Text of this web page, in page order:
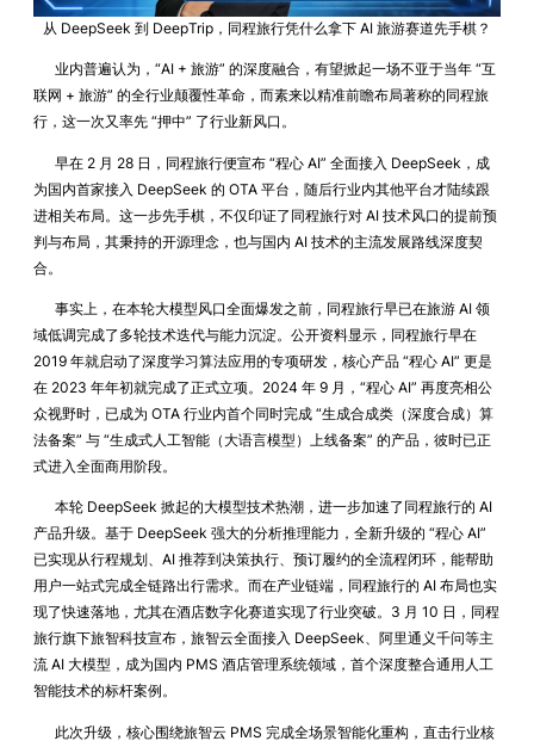
从 DeepSeek 到 DeepTrip，同程旅行凭什么拿下 AI 旅游赛道先手棋？
业内普遍认为，“AI + 旅游” 的深度融合，有望掀起一场不亚于当年 “互
联网 + 旅游” 的全行业颠覆性革命，而素来以精准前瞻布局著称的同程旅
行，这一次又率先 “押中” 了行业新风口。
早在 2 月 28 日，同程旅行便宣布 “程心 AI” 全面接入 DeepSeek，成
为国内首家接入 DeepSeek 的 OTA 平台，随后行业内其他平台才陆续跟
进相关布局。这一步先手棋，不仅印证了同程旅行对 AI 技术风口的提前预
判与布局，其秉持的开源理念，也与国内 AI 技术的主流发展路线深度契
合。
事实上，在本轮大模型风口全面爆发之前，同程旅行早已在旅游 AI 领
域低调完成了多轮技术迭代与能力沉淀。公开资料显示，同程旅行早在
2019 年就启动了深度学习算法应用的专项研发，核心产品 “程心 AI” 更是
在 2023 年年初就完成了正式立项。2024 年 9 月，“程心 AI” 再度亮相公
众视野时，已成为 OTA 行业内首个同时完成 “生成合成类（深度合成）算
法备案” 与 “生成式人工智能（大语言模型）上线备案” 的产品，彼时已正
式进入全面商用阶段。
本轮 DeepSeek 掀起的大模型技术热潮，进一步加速了同程旅行的 AI
产品升级。基于 DeepSeek 强大的分析推理能力，全新升级的 “程心 AI”
已实现从行程规划、AI 推荐到决策执行、预订履约的全流程闭环，能帮助
用户一站式完成全链路出行需求。而在产业链端，同程旅行的 AI 布局也实
现了快速落地，尤其在酒店数字化赛道实现了行业突破。3 月 10 日，同程
旅行旗下旅智科技宣布，旅智云全面接入 DeepSeek、阿里通义千问等主
流 AI 大模型，成为国内 PMS 酒店管理系统领域，首个深度整合通用人工
智能技术的标杆案例。
此次升级，核心围绕旅智云 PMS 完成全场景智能化重构，直击行业核